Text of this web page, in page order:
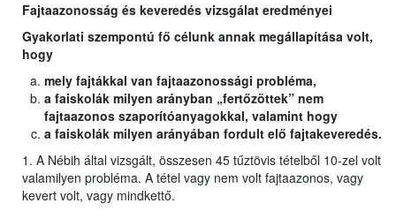
Fajtaazonosság és keveredés vizsgálat eredményei
Gyakorlati szempontú fő célunk annak megállapítása volt,
hogy
mely fajtákkal van fajtaazonossági probléma,
a faiskolák milyen arányban „fertőzöttek” nem
fajtaazonos szaporítóanyagokkal, valamint hogy
a faiskolák milyen arányában fordult elő fajtakeveredés.
1. A Nébih által vizsgált, összesen 45 tűztövis tételből 10-zel volt
valamilyen probléma. A tétel vagy nem volt fajtaazonos, vagy
kevert volt, vagy mindkettő.